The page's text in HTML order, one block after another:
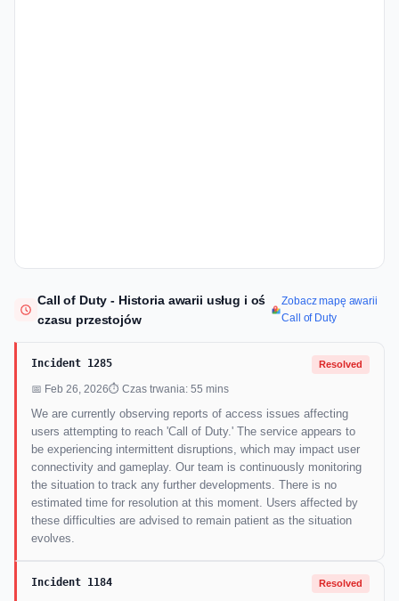
Call of Duty - Historia awarii usług i oś
czasu przestojów
Zobacz mapę awarii
Call of Duty
Incident 1285 Resolved
📅 Feb 26, 2026⏱ Czas trwania: 55 mins
We are currently observing reports of access issues affecting
users attempting to reach 'Call of Duty.' The service appears to
be experiencing intermittent disruptions, which may impact user
connectivity and gameplay. Our team is continuously monitoring
the situation to track any further developments. There is no
estimated time for resolution at this moment. Users affected by
these difficulties are advised to remain patient as the situation
evolves.
Incident 1184 Resolved